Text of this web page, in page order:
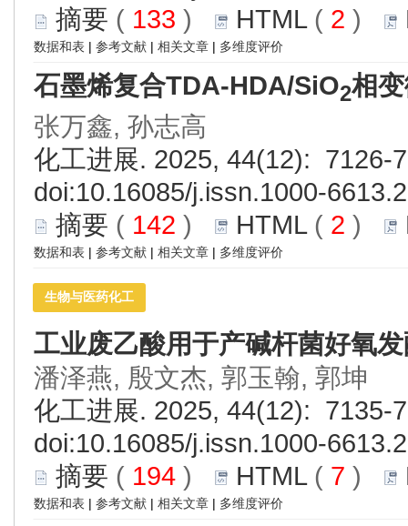
摘要 ( 133 ) HTML( 2 )
数据和表 | 参考文献 | 相关文章 | 多维度评价
石墨烯复合TDA-HDA/SiO2相
张万鑫, 孙志高
化工进展. 2025, 44(12): 7126-
doi:10.16085/j.issn.1000-
摘要 ( 142 ) HTML( 2 )
数据和表 | 参考文献 | 相关文章 | 多维度评价
生物与医药化工
工业废乙酸用于产碱杆菌好氧
潘泽燕, 殷文杰, 郭玉翰, 郭坤
化工进展. 2025, 44(12): 7135-
doi:10.16085/j.issn.1000-
摘要 ( 194 ) HTML( 7 )
数据和表 | 参考文献 | 相关文章 | 多维度评价